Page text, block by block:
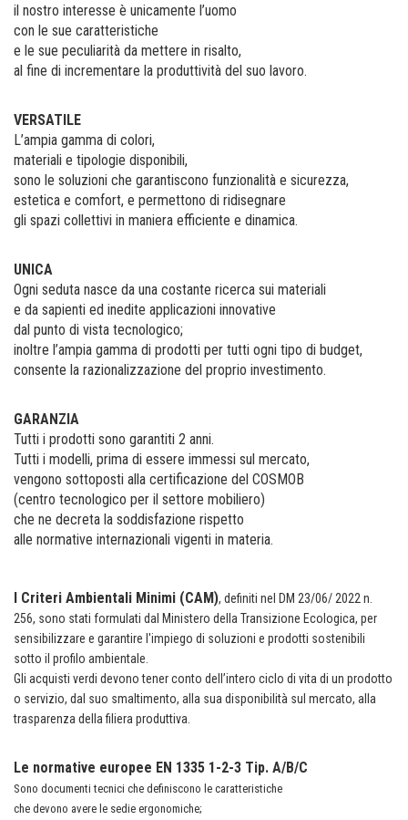
il nostro interesse è unicamente l’uomo
con le sue caratteristiche
e le sue peculiarità da mettere in risalto,
al fine di incrementare la produttività del suo lavoro.
VERSATILE
L’ampia gamma di colori,
materiali e tipologie disponibili,
sono le soluzioni che garantiscono funzionalità e sicurezza,
estetica e comfort, e permettono di ridisegnare
gli spazi collettivi in maniera efficiente e dinamica.
UNICA
Ogni seduta nasce da una costante ricerca sui materiali
e da sapienti ed inedite applicazioni innovative
dal punto di vista tecnologico;
inoltre l’ampia gamma di prodotti per tutti ogni tipo di budget,
consente la razionalizzazione del proprio investimento.
GARANZIA
Tutti i prodotti sono garantiti 2 anni.
Tutti i modelli, prima di essere immessi sul mercato,
vengono sottoposti alla certificazione del COSMOB
(centro tecnologico per il settore mobiliero)
che ne decreta la soddisfazione rispetto
alle normative internazionali vigenti in materia.
I Criteri Ambientali Minimi (CAM), definiti nel DM 23/06/ 2022 n.
256, sono stati formulati dal Ministero della Transizione Ecologica, per
sensibilizzare e garantire l'impiego di soluzioni e prodotti sostenibili
sotto il profilo ambientale.
Gli acquisti verdi devono tener conto dell’intero ciclo di vita di un prodotto
o servizio, dal suo smaltimento, alla sua disponibilità sul mercato, alla
trasparenza della filiera produttiva.
Le normative europee EN 1335 1-2-3 Tip. A/B/C
Sono documenti tecnici che definiscono le caratteristiche
che devono avere le sedie ergonomiche;